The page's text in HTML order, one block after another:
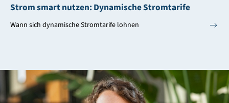
Strom smart nutzen: Dynamische Stromtarife
Wann sich dynamische Stromtarife lohnen